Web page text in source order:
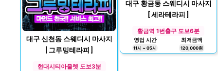
대구 신천동 스웨디시 마사지
[ 그루밍테라피 ]
현대시티아울렛 도보3분
대구 황금동 스웨디시 마사지
[ 세라테라피 ]
황금역 1번출구 도보6분
영업 시간
11시 ~ 05시
최저금액
120,000원